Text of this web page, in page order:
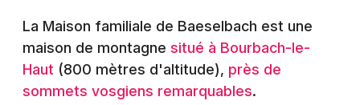
Activité & Expérience
Manifestations
Foires & salons
Marseille
Mulhouse
La Maison familiale de Baeselbach est une
maison de montagne situé à Bourbach-le-
Haut (800 mètres d'altitude), près de
sommets vosgiens remarquables.